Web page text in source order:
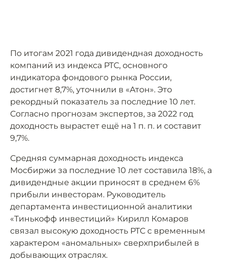
По итогам 2021 года дивидендная доходность
компаний из индекса РТС, основного
индикатора фондового рынка России,
достигнет 8,7%, уточнили в «Атон». Это
рекордный показатель за последние 10 лет.
Согласно прогнозам экспертов, за 2022 год
доходность вырастет ещё на 1 п. п. и составит
9,7%.
Средняя суммарная доходность индекса
Мосбиржи за последние 10 лет составила 18%, а
дивидендные акции приносят в среднем 6%
прибыли инвесторам. Руководитель
департамента инвестиционной аналитики
«Тинькофф инвестиций» Кирилл Комаров
связал высокую доходность РТС с временным
характером «аномальных» сверхприбылей в
добывающих отраслях.